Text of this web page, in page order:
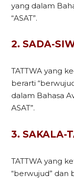
yang dalam
“ASAT”.
2. SADA-
TATTWA yang
berarti
dalam Bahasa
ASAT”.
3. SAKALA-
TATTWA yang
“berwujud” dan